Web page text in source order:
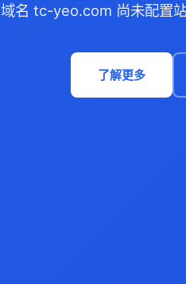
域名 tc-yeo.com 尚未配置站
了解更多